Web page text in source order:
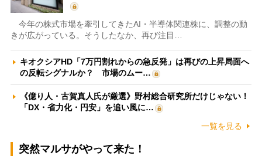
今年の株式市場を牽引してきたAI・半導体関連株に、調整の動
きが広がっている。そうしたなか、再び注目…
キオクシアHD「7万円割れからの急反発」は再びの上昇局面へ
の反転シグナルか？ 市場のムー…
《億り人・古賀真人氏が厳選》野村総合研究所だけじゃない！
「DX・省力化・円安」を追い風に…
一覧を見る
突然マルサがやって来た！